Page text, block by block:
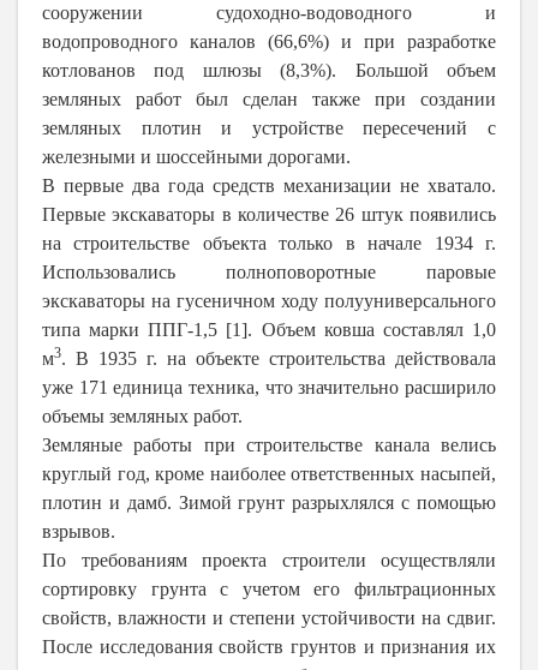
сооружении судоходно-водоводного и
водопроводного каналов (66,6%) и при разработке
котлованов под шлюзы (8,3%). Большой объем
земляных работ был сделан также при создании
земляных плотин и устройстве пересечений с
железными и шоссейными дорогами.
В первые два года средств механизации не хватало.
Первые экскаваторы в количестве 26 штук появились
на строительстве объекта только в начале 1934 г.
Использовались полноповоротные паровые
экскаваторы на гусеничном ходу полууниверсального
типа марки ППГ-1,5 [1]. Объем ковша составлял 1,0
м3. В 1935 г. на объекте строительства действовала
уже 171 единица техника, что значительно расширило
объемы земляных работ.
Земляные работы при строительстве канала велись
круглый год, кроме наиболее ответственных насыпей,
плотин и дамб. Зимой грунт разрыхлялся с помощью
взрывов.
По требованиям проекта строители осуществляли
сортировку грунта с учетом его фильтрационных
свойств, влажности и степени устойчивости на сдвиг.
После исследования свойств грунтов и признания их